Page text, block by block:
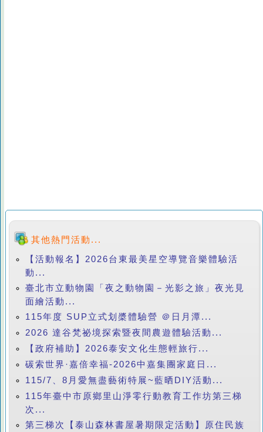
其他熱門活動...
【活動報名】2026台東最美星空導覽音樂體驗活
動...
臺北市立動物園「夜之動物園－光影之旅」夜光見
面繪活動...
115年度 SUP立式划槳體驗營 ＠日月潭...
2026 達谷梵祕境探索暨夜間農遊體驗活動...
【政府補助】2026泰安文化生態輕旅行...
碳索世界·嘉倍幸福-2026中嘉集團家庭日...
115/7、8月愛無盡藝術特展~藍晒DIY活動...
115年臺中市原鄉里山淨零行動教育工作坊第三梯
次...
第三梯次【泰山森林書屋暑期限定活動】原住民族